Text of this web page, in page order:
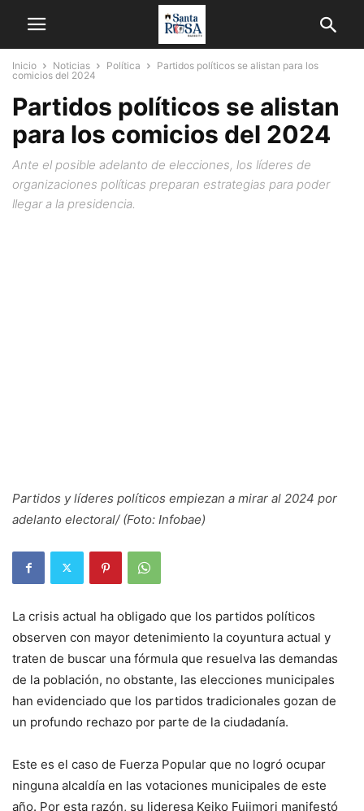
Inicio Noticias Política
Partidos políticos se alistan para los
comicios del 2024
Partidos políticos se alistan
para los comicios del 2024
Ante el posible adelanto de elecciones, los líderes de
organizaciones políticas preparan estrategias para poder
llegar a la presidencia.
Partidos y líderes políticos empiezan a mirar al 2024 por
adelanto electoral/ (Foto: Infobae)
La crisis actual ha obligado que los partidos políticos
observen con mayor detenimiento la coyuntura actual y
traten de buscar una fórmula que resuelva las demandas
de la población, no obstante, las elecciones municipales
han evidenciado que los partidos tradicionales gozan de
un profundo rechazo por parte de la ciudadanía.
Este es el caso de Fuerza Popular que no logró ocupar
ninguna alcaldía en las votaciones municipales de este
año. Por esta razón, su lideresa Keiko Fujimori manifestó